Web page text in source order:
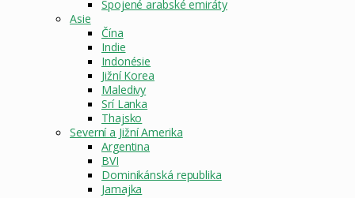
Spojené arabské emiráty
Asie
Čína
Indie
Indonésie
Jižní Korea
Maledivy
Srí Lanka
Thajsko
Severní a Jižní Amerika
Argentina
BVI
Dominikánská republika
Jamajka